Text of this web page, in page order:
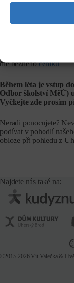
Délka programu
dle běžnéhoceníku
Během léta je vstup
Odbor školství MěÚ)
Vyčkejte zde prosím
Neradi ponocujete?
podívat v pohodlí
obloze při pohledu z
Najdete nás také na:
©2015-2026 Vít Valečka &